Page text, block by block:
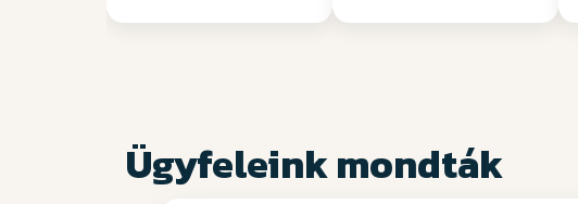
Ügyfeleink mondták